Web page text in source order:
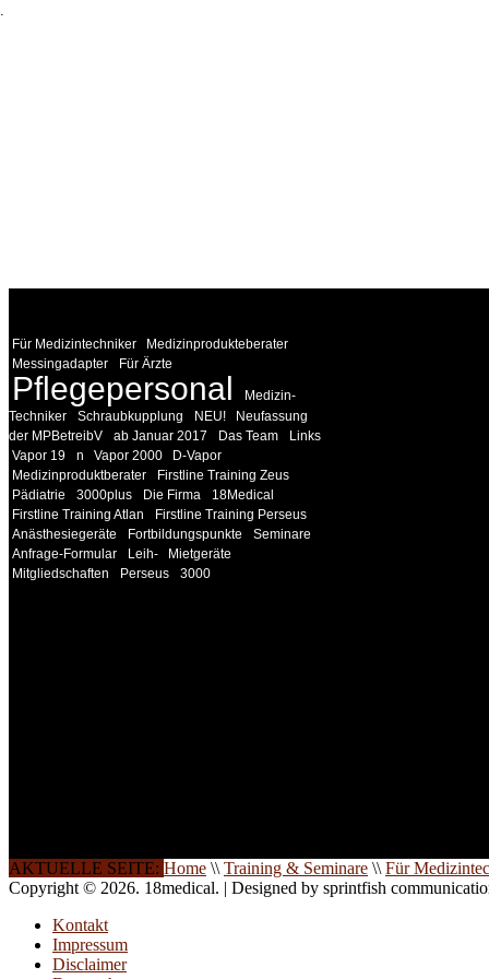
Für Medizintechniker
Medizinprodukteberater
Messingadapter
Für Ärzte
Pflegepersonal
Medizin-
Techniker
Schraubkupplung NEU!
Neufassung
der MPBetreibV
ab Januar 2017 Das Team
Links
Vapor 19
n Vapor 2000
D-Vapor
Medizinproduktberater
Firstline Training Zeus
Pädiatrie
3000plus Die Firma
18Medical
Firstline Training Atlan
Firstline Training Perseus
Anästhesiegeräte
Fortbildungspunkte
Seminare
Anfrage-Formular
Leih-
Mietgeräte
Mitgliedschaften
Perseus 3000
AKTUELLE SEITE: Home \\ Training & Seminare \\ Für
Copyright © 2026. 18medical. | Designed by sprintfish
Kontakt
Impressum
Disclaimer